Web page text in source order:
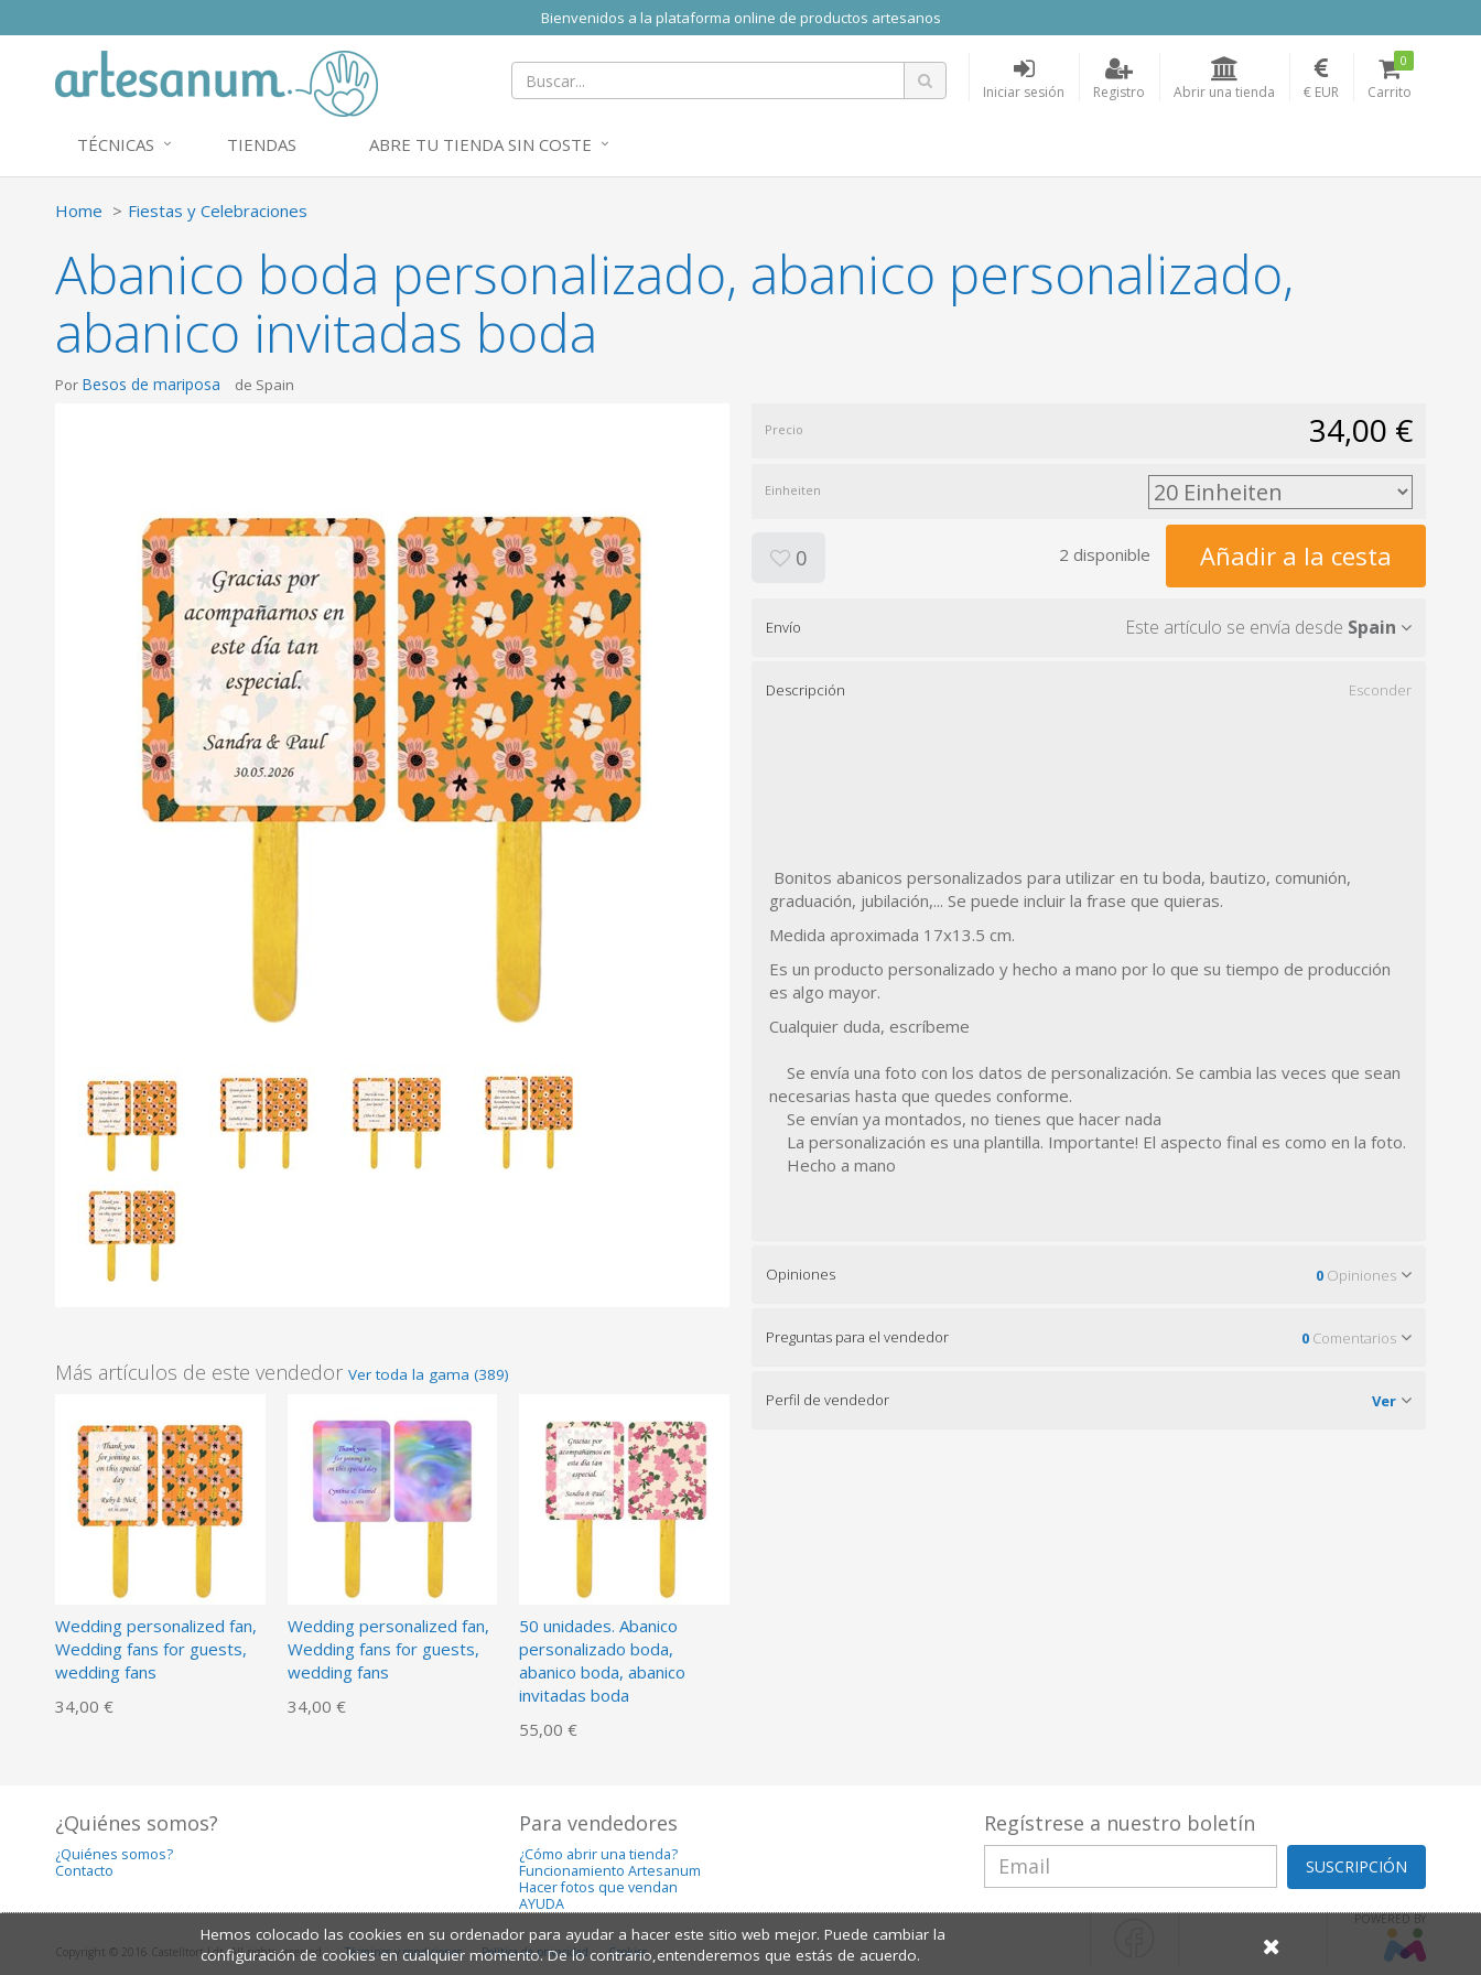
Bienvenidos a la plataforma online de productos artesanos
Iniciar sesión Registro Abrir una tienda € EUR Carrito
0
TÉCNICAS TIENDAS ABRE TU TIENDA SIN COSTE
Home Fiestas y Celebraciones
Abanico boda personalizado, abanico personalizado,
abanico invitadas boda
Por Besos de mariposa de Spain
Más artículos de este vendedor Ver toda la gama (389)
Wedding personalized fan,
Wedding fans for guests,
wedding fans
34,00 €
Wedding personalized fan,
Wedding fans for guests,
wedding fans
34,00 €
50 unidades. Abanico
personalizado boda,
abanico boda, abanico
invitadas boda
55,00 €
Precio 34,00 €
Einheiten
0 2 disponible Añadir a la cesta
Envío Este artículo se envía desde Spain
Descripción Esconder
Bonitos abanicos personalizados para utilizar en tu boda, bautizo, comunión,
graduación, jubilación,... Se puede incluir la frase que quieras.
Medida aproximada 17x13.5 cm.
Es un producto personalizado y hecho a mano por lo que su tiempo de producción
es algo mayor.
Cualquier duda, escríbeme
Se envía una foto con los datos de personalización. Se cambia las veces que sean
necesarias hasta que quedes conforme.
Se envían ya montados, no tienes que hacer nada
La personalización es una plantilla. Importante! El aspecto final es como en la foto.
Hecho a mano
Opiniones 0 Opiniones
Preguntas para el vendedor 0 Comentarios
Perfil de vendedor Ver
¿Quiénes somos?
¿Quiénes somos?
Contacto
Para vendedores
¿Cómo abrir una tienda?
Funcionamiento Artesanum
Hacer fotos que vendan
AYUDA
Regístrese a nuestro boletín
SUSCRIPCIÓN
Copyright © 2016 Castelltort Ldt. All rights reserved. Términos y condiciones Política de privacidad Cookies
POWERED BY
Hemos colocado las cookies en su ordenador para ayudar a hacer este sitio web mejor. Puede cambiar la
configuración de cookies en cualquier momento. De lo contrario,entenderemos que estás de acuerdo.